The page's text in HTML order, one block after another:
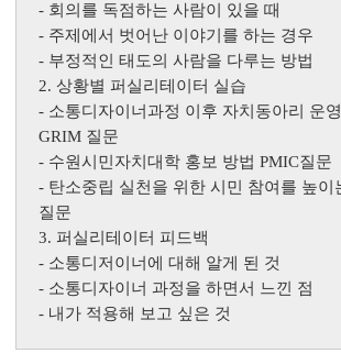
- 회의를 독점하는 사람이 있을 때
- 주제에서 벗어난 이야기를 하는 경우
- 부정적인 태도의 사람을 다루는 방법
2. 상황별 퍼실리테이터 실습
- 소통디자이너과정 이후 자치동아리 운영
GRIM 질문
- 수원시민자치대학 홍보 방법 PMIC질문
- 탄소중립 실천을 위한 시민 참여를 높이
질문
3. 퍼실리테이터 피드백
- 소통디저이너에 대해 알게 된 것
- 소통디자이너 과정을 하면서 느낀 점
- 내가 적용해 보고 싶은 것